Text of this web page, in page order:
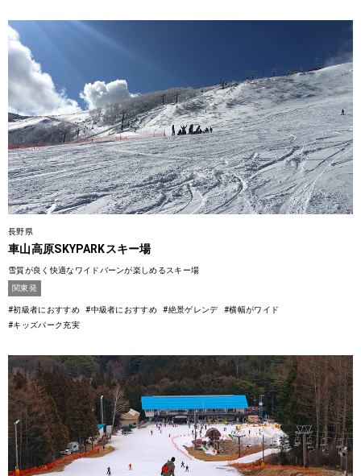
長野県
車山高原SKYPARKスキー場
雪質が良く快適なワイドバーンが楽しめるスキー場
関東発
#初級者におすすめ #中級者におすすめ #絶景ゲレンデ
#横幅がワイド
#キッズパーク充実